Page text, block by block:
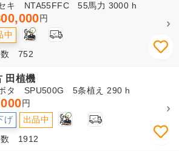
キ NTA55FFC 55馬力 3000 h
円
中 2
数 752
田植機
タ SPU500G 5条植え 290 h
円
げ 出品中 2
数 1912